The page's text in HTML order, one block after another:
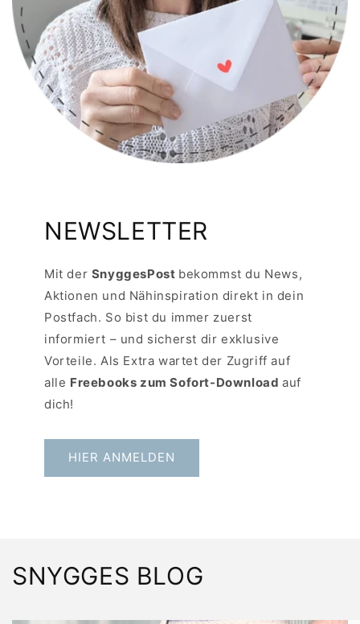
NEWSLETTER
Mit der SnyggesPost bekommst du News,
Aktionen und Nähinspiration direkt in dein
Postfach. So bist du immer zuerst
informiert – und sicherst dir exklusive
Vorteile. Als Extra wartet der Zugriff auf
alle Freebooks zum Sofort-Download auf
dich!
HIER ANMELDEN
SNYGGES BLOG